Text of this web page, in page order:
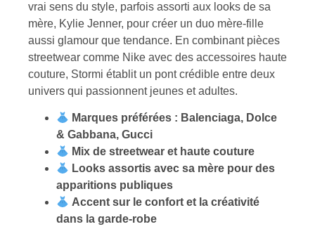
vrai sens du style, parfois assorti aux looks de sa
mère, Kylie Jenner, pour créer un duo mère-fille
aussi glamour que tendance. En combinant pièces
streetwear comme Nike avec des accessoires haute
couture, Stormi établit un pont crédible entre deux
univers qui passionnent jeunes et adultes.
Marques préférées : Balenciaga, Dolce
& Gabbana, Gucci
Mix de streetwear et haute couture
Looks assortis avec sa mère pour des
apparitions publiques
Accent sur le confort et la créativité
dans la garde-robe